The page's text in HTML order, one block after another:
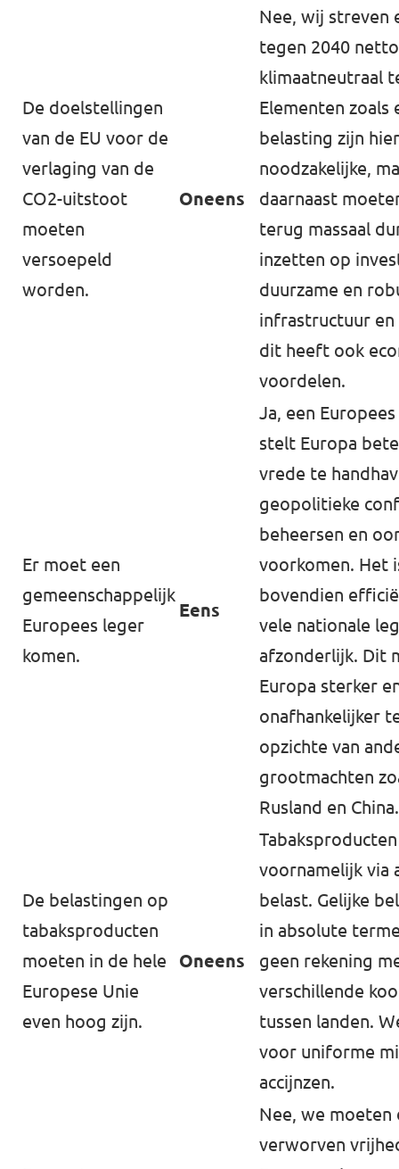
De doelstellingen
van de EU voor de
verlaging van de
CO2-uitstoot
moeten
versoepeld
worden.
Oneens
Nee, wij streven
tegen 2040 netto
klimaatneutraal
Elementen zoals
belasting zijn
noodzakelijke,
daarnaast
terug massaal
inzetten op
duurzame en
infrastructuur en
dit heeft ook
voordelen.
Er moet een
gemeenschappelijk
Europees leger
komen.
Eens
Ja, een
stelt Europa
vrede te
geopolitieke
beheersen en
voorkomen. Het
bovendien
vele nationale
afzonderlijk. Dit
Europa sterker
onafhankelijker
opzichte van
grootmachten
Rusland en China.
De belastingen op
tabaksproducten
moeten in de hele
Europese Unie
even hoog zijn.
Oneens
voornamelijk via
belast. Gelijke
in absolute
geen rekening
verschillende
tussen landen.
voor uniforme
accijnzen.
Nee, we moeten
verworven